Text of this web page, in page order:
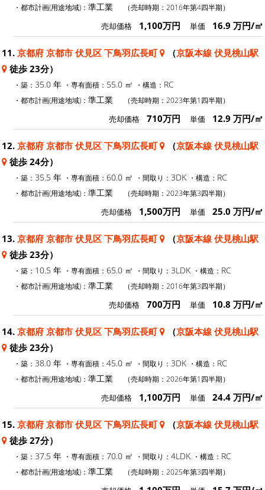
・都市計画(用途地域)： 準工業 （売却時期：2016年第4四半期）
売却価格 1,100万円 単価 16.9 万円/㎡
11. 京都府 京都市 伏見区 下鳥羽広長町 （京阪本線 伏見桃山駅
徒歩 23分）
・築： 35.0 年 ・専有面積： 55.0 ㎡ ・構造： RC
・都市計画(用途地域)： 準工業 （売却時期：2023年第1四半期）
売却価格 710万円 単価 12.9 万円/㎡
12. 京都府 京都市 伏見区 下鳥羽広長町 （京阪本線 伏見桃山駅
徒歩 24分）
・築： 35.5 年 ・専有面積： 60.0 ㎡ ・間取り： 3DK ・構造： RC
・都市計画(用途地域)： 準工業 （売却時期：2023年第3四半期）
売却価格 1,500万円 単価 25.0 万円/㎡
13. 京都府 京都市 伏見区 下鳥羽広長町 （京阪本線 伏見桃山駅
徒歩 23分）
・築： 10.5 年 ・専有面積： 65.0 ㎡ ・間取り： 3LDK ・構造： RC
・都市計画(用途地域)： 準工業 （売却時期：2016年第3四半期）
売却価格 700万円 単価 10.8 万円/㎡
14. 京都府 京都市 伏見区 下鳥羽広長町 （京阪本線 伏見桃山駅
徒歩 23分）
・築： 38.0 年 ・専有面積： 45.0 ㎡ ・間取り： 3DK ・構造： RC
・都市計画(用途地域)： 準工業 （売却時期：2026年第1四半期）
売却価格 1,100万円 単価 24.4 万円/㎡
15. 京都府 京都市 伏見区 下鳥羽広長町 （京阪本線 伏見桃山駅
徒歩 27分）
・築： 37.5 年 ・専有面積： 70.0 ㎡ ・間取り： 4LDK ・構造： RC
・都市計画(用途地域)： 準工業 （売却時期：2025年第3四半期）